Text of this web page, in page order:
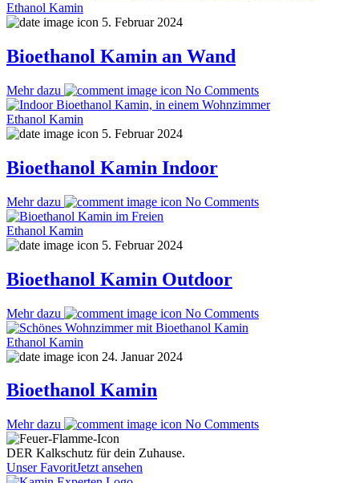
Ethanol Kamin
5. Februar 2024
Bioethanol Kamin an Wand
Mehr dazu No Comments
Ethanol Kamin
5. Februar 2024
Bioethanol Kamin Indoor
Mehr dazu No Comments
Ethanol Kamin
5. Februar 2024
Bioethanol Kamin Outdoor
Mehr dazu No Comments
Ethanol Kamin
24. Januar 2024
Bioethanol Kamin
Mehr dazu No Comments
DER Kalkschutz für dein Zuhause.
Unser FavoritJetzt ansehen